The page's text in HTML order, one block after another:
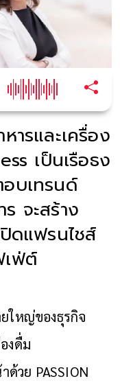
ารและเครื่อง
เป็นเรือธง
บเทรนด์
จะสร้าง
ปิดแฟรนไชส์
เฟ่ต์
ใหญ่ของธุรกิจ
งดื่ม
วย PASSION